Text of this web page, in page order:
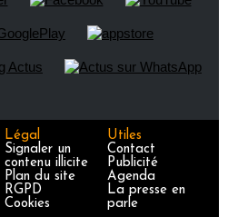
Légal
Signaler un
contenu illicite
Plan du site
RGPD
Cookies
Utiles
Contact
Publicité
Agenda
La presse en
parle